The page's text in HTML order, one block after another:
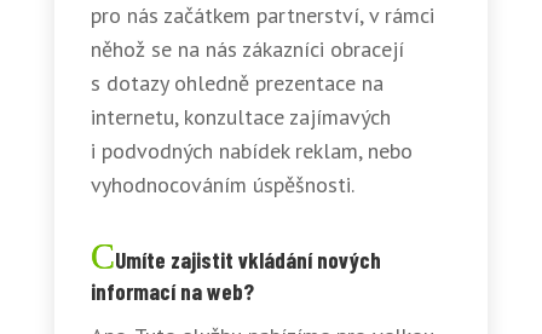
pro nás začátkem partnerství, v rámci
něhož se na nás zákazníci obracejí
s dotazy ohledně prezentace na
internetu, konzultace zajímavých
i podvodných nabídek reklam, nebo
vyhodnocováním úspěšnosti.
Umíte zajistit vkládání nových
informací na web?